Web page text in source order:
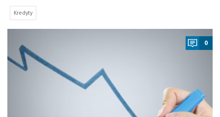
Kredyty
a
0